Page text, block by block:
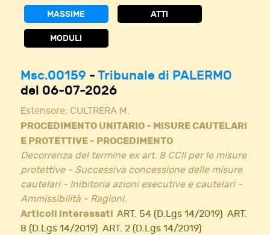
MASSIME ATTI
MODULI
Msc.00159 - Tribunale di PALERMO
del 06-07-2026
Estensore: CULTRERA M.
PROCEDIMENTO UNITARIO - MISURE CAUTELARI
E PROTETTIVE - PROCEDIMENTO
Decorrenza del termine ex art. 8 CCII per le misure
protettive - Successiva concessione delle misure
cautelari - Inibitoria azioni esecutive e cautelari -
Ammissibilità - Ragioni.
Articoli interessati ART. 54 (D.Lgs 14/2019) ART.
8 (D.Lgs 14/2019) ART. 2 (D.Lgs 14/2019)